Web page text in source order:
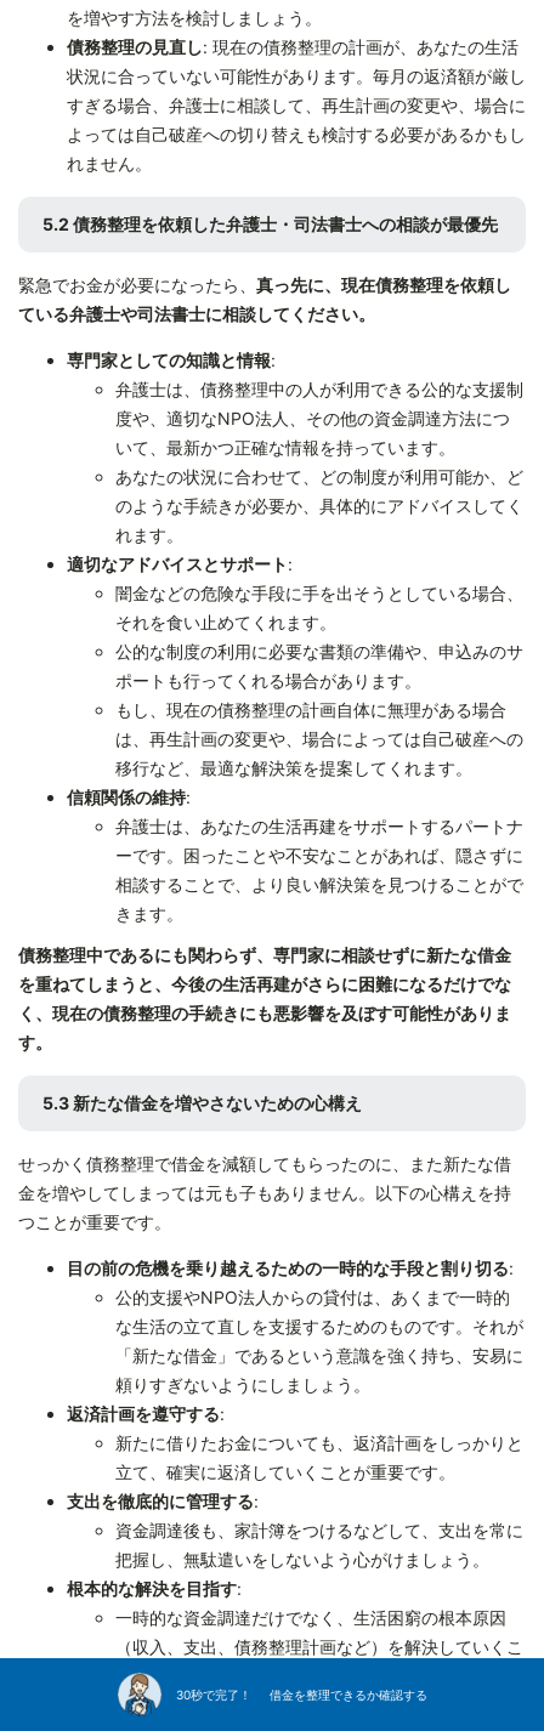
30秒で完了！ 借金を整理できるか確認する
を増やす方法を検討しましょう。
債務整理の見直し: 現在の債務整理の計画が、あなたの生活
状況に合っていない可能性があります。毎月の返済額が厳し
すぎる場合、弁護士に相談して、再生計画の変更や、場合に
よっては自己破産への切り替えも検討する必要があるかもし
れません。
5.2 債務整理を依頼した弁護士・司法書士への相談が最優先
緊急でお金が必要になったら、 真っ先に、現在債務整理を依頼し
ている弁護士や司法書士に相談してください。
専門家としての知識と情報:
弁護士は、債務整理中の人が利用できる公的な支援制
度や、適切なNPO法人、その他の資金調達方法につ
いて、最新かつ正確な情報を持っています。
あなたの状況に合わせて、どの制度が利用可能か、ど
のような手続きが必要か、具体的にアドバイスしてく
れます。
適切なアドバイスとサポート:
闇金などの危険な手段に手を出そうとしている場合、
それを食い止めてくれます。
公的な制度の利用に必要な書類の準備や、申込みのサ
ポートも行ってくれる場合があります。
もし、現在の債務整理の計画自体に無理がある場合
は、再生計画の変更や、場合によっては自己破産への
移行など、最適な解決策を提案してくれます。
信頼関係の維持:
弁護士は、あなたの生活再建をサポートするパートナ
ーです。困ったことや不安なことがあれば、隠さずに
相談することで、より良い解決策を見つけることがで
きます。
債務整理中であるにも関わらず、専門家に相談せずに新たな借金
を重ねてしまうと、今後の生活再建がさらに困難になるだけでな
く、現在の債務整理の手続きにも悪影響を及ぼす可能性がありま
す。
5.3 新たな借金を増やさないための心構え
せっかく債務整理で借金を減額してもらったのに、また新たな借
金を増やしてしまっては元も子もありません。以下の心構えを持
つことが重要です。
目の前の危機を乗り越えるための一時的な手段と割り切る:
公的支援やNPO法人からの貸付は、あくまで一時的
な生活の立て直しを支援するためのものです。それが
「新たな借金」であるという意識を強く持ち、安易に
頼りすぎないようにしましょう。
返済計画を遵守する:
新たに借りたお金についても、返済計画をしっかりと
立て、確実に返済していくことが重要です。
支出を徹底的に管理する:
資金調達後も、家計簿をつけるなどして、支出を常に
把握し、無駄遣いをしないよう心がけましょう。
根本的な解決を目指す:
一時的な資金調達だけでなく、生活困窮の根本原因
（収入、支出、債務整理計画など）を解決していくこ
とを常に意識しましょう。